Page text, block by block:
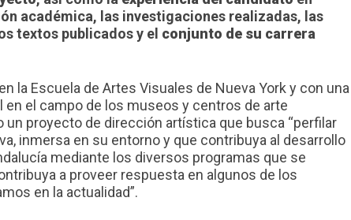
académica, las investigaciones realizadas, las
textos publicados y el conjunto de su carrera
la Escuela de Artes Visuales de Nueva York y con una
en el campo de los museos y centros de arte
un proyecto de dirección artística que busca “perfilar
inmersa en su entorno y que contribuya al desarrollo
mediante los diversos programas que se
a proveer respuesta en algunos de los
en la actualidad”.